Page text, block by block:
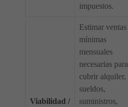
impuestos.
Viabilidad /
Estimar ventas
mínimas
mensuales
necesarias para
cubrir alquiler,
sueldos,
suministros,